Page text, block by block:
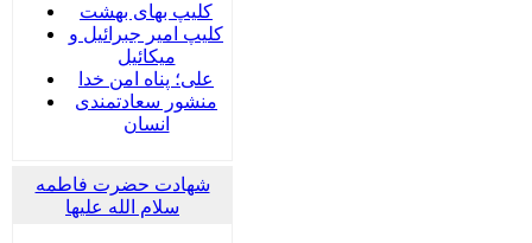
کلیپ بهای بهشت
کلیپ امیر جبرائیل و
میکائیل
علی؛ پناه امن خدا
منشور سعادتمندی
انسان
شهادت حضرت فاطمه
سلام الله علیها